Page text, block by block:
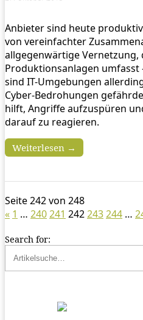
Anbieter sind heute
von vereinfachter
allgegenwärtige
Produktionsanlagen umfasst
sind IT-Umgebungen
Cyber-Bedrohungen
hilft, Angriffe aufzuspüren
darauf zu reagieren.
Weiterlesen →
Seite 242 von 248
« 1 … 240241 242243244 …
Search for: